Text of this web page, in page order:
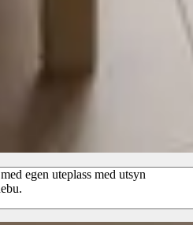
egen uteplass med utsyn